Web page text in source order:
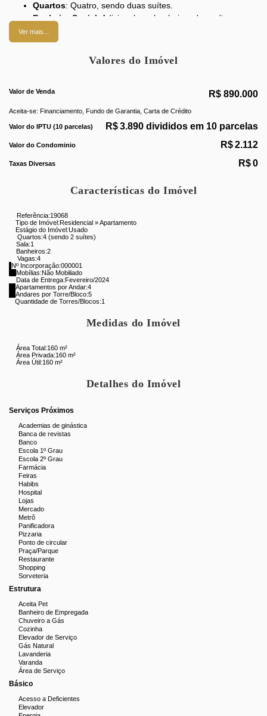
Quartos: Quatro, sendo duas suítes.
Banheiro Social : Adicional aos banheiros das suítes
Sala
Copa-Cozinha
Banheiros
: Equipados com armários, box e espelhos
Acabamento: Piso de taco em madeira
Portas: Duas de entrada (social e de serviço)
O prédio conta com dois elevadores e está localizado em uma
escolas, farmácias, shopping centers, supermercados e diversas
a aquisição.
Para mais informações e para agendar uma visita, entre em
contato agora mesmo. Este apartamento é uma excelente
oportunidade para quem busca conforto e uma localização
estratégica na Tijuca.
Aproveite para conhecer o Empreendimento Atmosfera
Condominium Park pelo Tour 360 no ZAP - Buscar no ZAP pelo
Ver mais...
Valores do Imóvel
R$ 890.000
Valor de Venda
Aceita-se: Financiamento, Fundo de Garantia, Carta de Crédito
Valor do IPTU (10 parcelas) R$3.890 divididos em 10 parcelas
Valor do Condominio R$2.112
Taxas Diversas R$0
Características do Imóvel
Referência:19068
Tipo de Imóvel:Residencial »Apartamento
Estágio do Imóvel:Usado
Quartos:4 (sendo 2 suítes)
Sala:1
Banheiros:2
Vagas:4
Nº Incorporação:000001
Mobílias:Não Mobiliado
Data de Entrega:Fevereiro/2024
Apartamentos por Andar:4
Andares por Torre/Bloco:5
Quantidade de Torres/Blocos:1
Medidas do Imóvel
Área Total:160 m²
Área Privada:160 m²
Área Útil:160 m²
Detalhes do Imóvel
Serviços Próximos
Academias de ginástica
Banca de revistas
Banco
Escola 1º Grau
Escola 2º Grau
Farmácia
Feiras
Habibs
Hospital
Lojas
Mercado
Metrô
Panificadora
Pizzaria
Ponto de circular
Praça/Parque
Restaurante
Shopping
Sorveteria
Estrutura
Aceita Pet
Banheiro de Empregada
Chuveiro a Gás
Cozinha
Elevador de Serviço
Gás Natural
Lavanderia
Varanda
Área de Serviço
Básico
Acesso a Deficientes
Elevador